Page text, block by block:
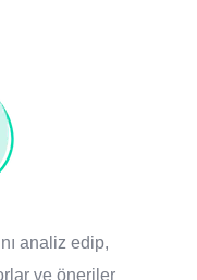
analiz edip,
ve öneriler